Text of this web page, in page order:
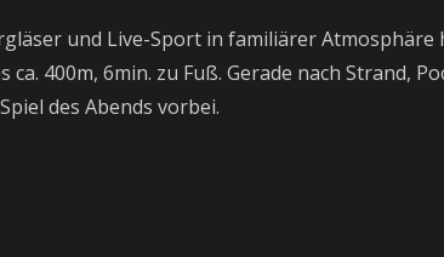
und Live-Sport in familiärer Atmosphäre
ca. 400m, 6min. zu Fuß. Gerade nach Strand,
des Abends vorbei.